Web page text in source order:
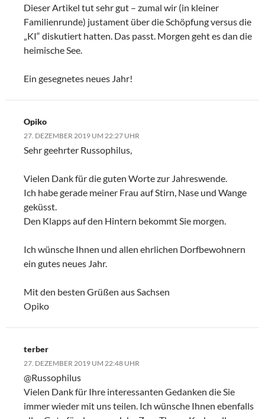
Dieser Artikel tut sehr gut – zumal wir (in kleiner
Familienrunde) justament über die Schöpfung versus die
„KI“ diskutiert hatten. Das passt. Morgen geht es dan die
heimische See.
Ein gesegnetes neues Jahr!
Opiko
27. DEZEMBER 2019 UM 22:27 UHR
Sehr geehrter Russophilus,
Vielen Dank für die guten Worte zur Jahreswende.
Ich habe gerade meiner Frau auf Stirn, Nase und Wange
geküsst.
Den Klapps auf den Hintern bekommt Sie morgen.
Ich wünsche Ihnen und allen ehrlichen Dorfbewohnern
ein gutes neues Jahr.
Mit den besten Grüßen aus Sachsen
Opiko
terber
27. DEZEMBER 2019 UM 22:48 UHR
@Russophilus
Vielen Dank für Ihre interessanten Gedanken die Sie
immer wieder mit uns teilen. Ich wünsche Ihnen ebenfalls